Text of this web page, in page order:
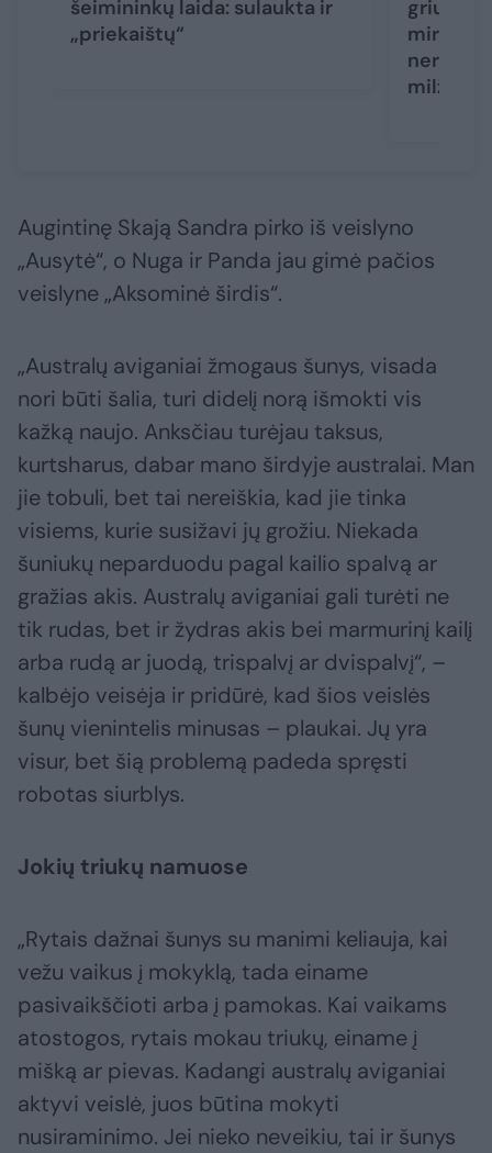
šeimininkų laida: sulaukta ir
„priekaištų“
neretai
Augintinę Skają Sandra pirko iš veislyno
„Ausytė“, o Nuga ir Panda jau gimė pačios
veislyne „Aksominė širdis“.
„Australų aviganiai žmogaus šunys, visada
nori būti šalia, turi didelį norą išmokti vis
kažką naujo. Anksčiau turėjau taksus,
kurtsharus, dabar mano širdyje australai. Man
jie tobuli, bet tai nereiškia, kad jie tinka
visiems, kurie susižavi jų grožiu. Niekada
šuniukų neparduodu pagal kailio spalvą ar
gražias akis. Australų aviganiai gali turėti ne
tik rudas, bet ir žydras akis bei marmurinį kailį
arba rudą ar juodą, trispalvį ar dvispalvį“, –
kalbėjo veisėja ir pridūrė, kad šios veislės
šunų vienintelis minusas – plaukai. Jų yra
visur, bet šią problemą padeda spręsti
robotas siurblys.
Jokių triukų namuose
„Rytais dažnai šunys su manimi keliauja, kai
vežu vaikus į mokyklą, tada einame
pasivaikščioti arba į pamokas. Kai vaikams
atostogos, rytais mokau triukų, einame į
mišką ar pievas. Kadangi australų aviganiai
aktyvi veislė, juos būtina mokyti
nusiraminimo. Jei nieko neveikiu, tai ir šunys